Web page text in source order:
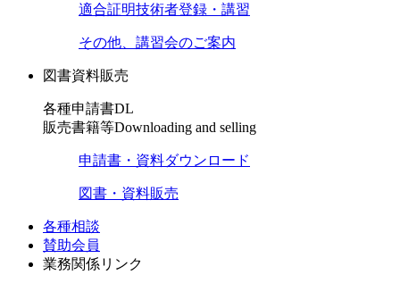
適合証明技術者登録・講習
その他、講習会のご案内
図書資料販売
各種申請書DL
販売書籍等Downloading and selling
申請書・資料ダウンロード
図書・資料販売
各種相談
賛助会員
業務関係リンク